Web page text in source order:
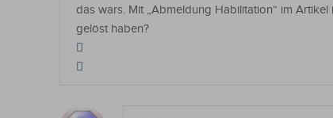
das wars. Mit „Abmeldung Habilitation“ im
gelöst haben?